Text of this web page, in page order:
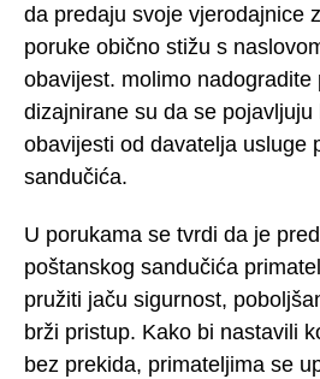
da predaju svoje vjerodajnice
poruke obično stižu s
obavijest. molimo nadogradite
dizajnirane su da se
obavijesti od davatelja usluge
sandučića.
U porukama se tvrdi da je
poštanskog sandučića
pružiti jaču sigurnost,
brži pristup. Kako bi nastavili
bez prekida, primateljima se